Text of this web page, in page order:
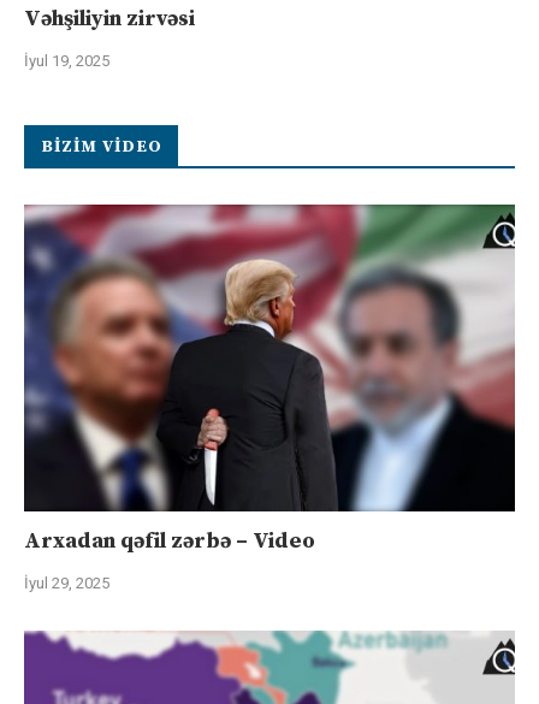
Vəhşiliyin zirvəsi
İyul 19, 2025
BIZIM VIDEO
Arxadan qəfil zərbə – Video
İyul 29, 2025